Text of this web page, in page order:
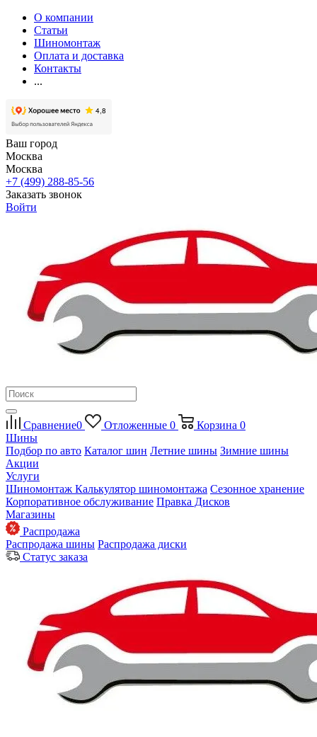
О компании
Статьи
Шиномонтаж
Оплата и доставка
Контакты
...
Ваш город
Москва
Москва
+7 (499) 288-85-56
Заказать звонок
Войти
Сравнение0 Отложенные 0 Корзина 0
Шины
Подбор по авто Каталог шин Летние шины Зимние шины
Акции
Услуги
Шиномонтаж Калькулятор шиномонтажа Сезонное хранение
Корпоративное обслуживание Правка Дисков
Магазины
Распродажа
Распродажа шины Распродажа диски
Статус заказа